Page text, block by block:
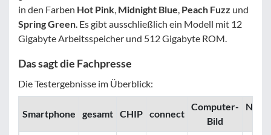
in den Farben Hot Pink, Midnight Blue, Peach Fuzz und
Spring Green. Es gibt ausschließlich ein Modell mit 12
Gigabyte Arbeitsspeicher und 512 Gigabyte ROM.
Das sagt die Fachpresse
Die Testergebnisse im Überblick:
Smartphone gesamt CHIP connect
Computer­­
Bild